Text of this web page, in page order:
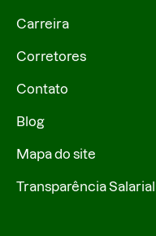
Carreira
Corretores
Contato
Blog
Mapa do site
Transparência Salarial